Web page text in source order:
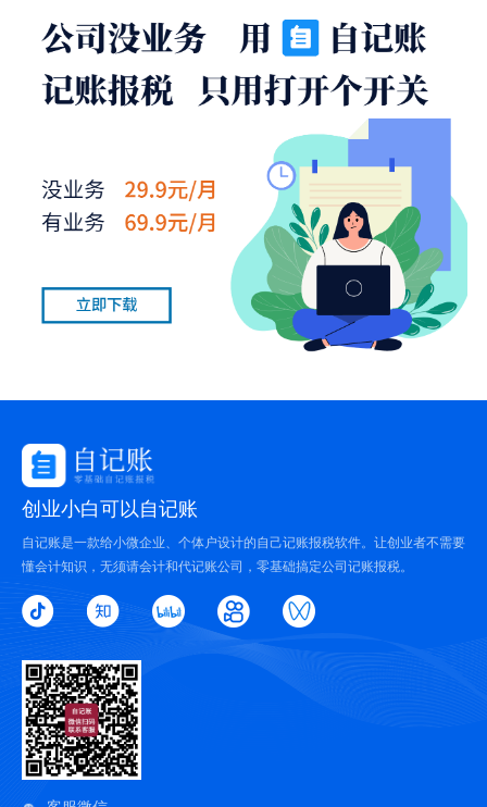
创业小白可以自记账
自记账是一款给小微企业、个体户设计的自己记账报税软件。让创业者不需要
懂会计知识，无须请会计和代记账公司，零基础搞定公司记账报税。